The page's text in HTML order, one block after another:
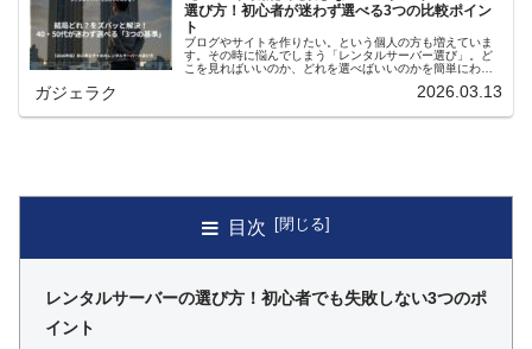
選び方！初心者が迷わず選べる3つの比較ポイン
ト
ブログやサイトを作りたい。という個人の方も増えていま
す。その時に悩んでしまう「レンタルサーバー選び」。ど
こを見ればいいのか、どれを選べばいいのかを簡単にわか
ガジェラク 2026.03.13
目次
レンタルサーバーの選び方！初心者でも失敗しない3つのポ
イント